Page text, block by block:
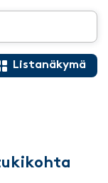
Listanäkymä